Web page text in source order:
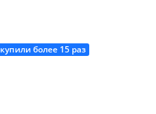
Купить
купили более 15 раз